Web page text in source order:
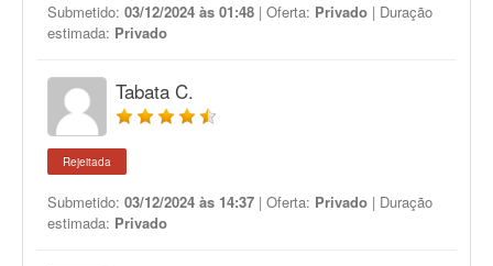
Submetido: 03/12/2024 às 01:48 | Oferta: Privado | Duração
estimada: Privado
Tabata C.
Rejeitada
Submetido: 03/12/2024 às 14:37 | Oferta: Privado | Duração
estimada: Privado